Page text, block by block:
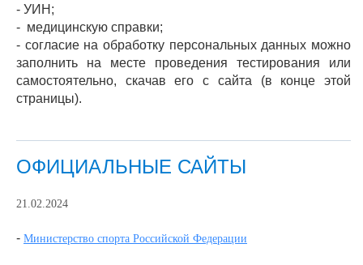
- УИН;
- медицинскую справки;
- согласие на обработку персональных данных можно
заполнить на месте проведения тестирования или
самостоятельно, скачав его с сайта (в конце этой
страницы).
ОФИЦИАЛЬНЫЕ САЙТЫ
21.02.2024
- Министерство спорта Российской Федерации